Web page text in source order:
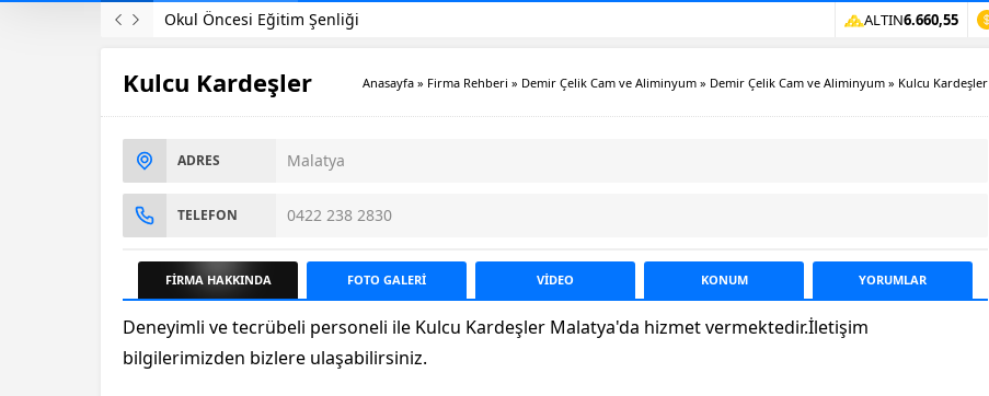
Evinde Ölü Bulundu ALTIN6.660,55
Kulcu Kardeşler Anasayfa » Firma Rehberi » Demir Çelik Cam ve Aliminyum » Demir Çelik Cam ve Aliminyum » Kulcu Kardeşler
ADRES Malatya
TELEFON 0422 238 2830
FİRMA HAKKINDA FOTO GALERİ VİDEO KONUM YORUMLAR
Deneyimli ve tecrübeli personeli ile Kulcu Kardeşler Malatya'da hizmet vermektedir.İletişim
bilgilerimizden bizlere ulaşabilirsiniz.